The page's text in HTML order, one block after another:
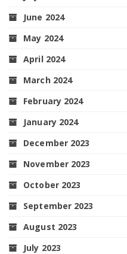
June 2024
May 2024
April 2024
March 2024
February 2024
January 2024
December 2023
November 2023
October 2023
September 2023
August 2023
July 2023